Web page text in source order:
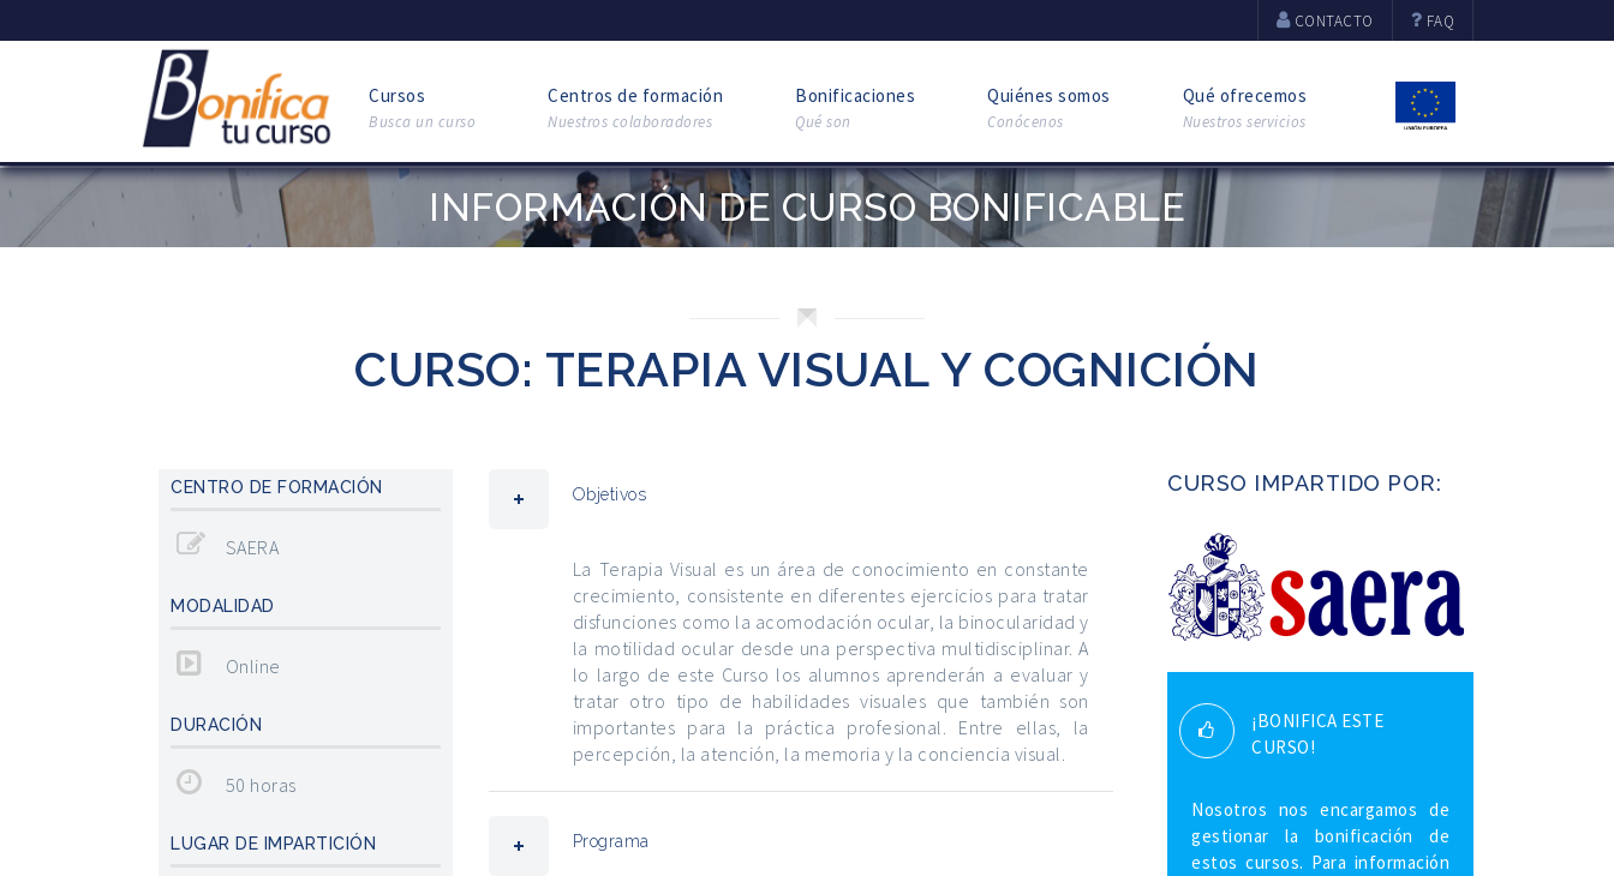
CONTACTO FAQ
Cursos
Busca un curso
Centros de formación
Nuestros colaboradores
Bonificaciones
Qué son
Quiénes somos
Conócenos
Qué ofrecemos
Nuestros servicios
INFORMACIÓN DE CURSO BONIFICABLE
CURSO: TERAPIA VISUAL Y COGNICIÓN
CENTRO DE FORMACIÓN
SAERA
MODALIDAD
Online
DURACIÓN
50 horas
LUGAR DE IMPARTICIÓN
Objetivos
La Terapia Visual es un área de conocimiento en constante
crecimiento, consistente en diferentes ejercicios para tratar
disfunciones como la acomodación ocular, la binocularidad y
la motilidad ocular desde una perspectiva multidisciplinar. A
lo largo de este Curso los alumnos aprenderán a evaluar y
tratar otro tipo de habilidades visuales que también son
importantes para la práctica profesional. Entre ellas, la
percepción, la atención, la memoria y la conciencia visual.
Programa
CURSO IMPARTIDO POR:
¡BONIFICA ESTE
CURSO!
Nosotros nos encargamos de
gestionar la bonificación de
estos cursos. Para información